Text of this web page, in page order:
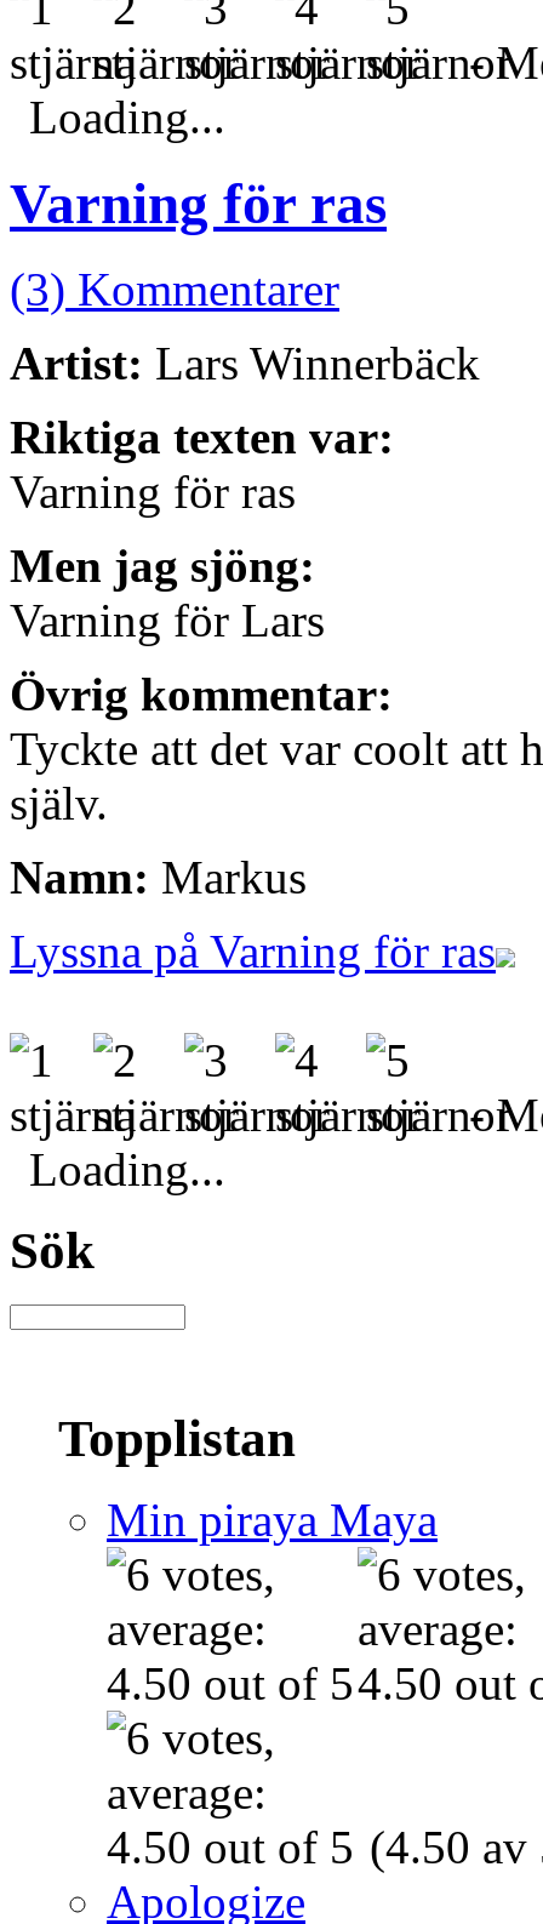
-
Loading...
Varning för ras
(3) Kommentarer
Artist: Lars Winnerbäck
Riktiga texten var:
Varning för ras
Men jag sjöng:
Varning för Lars
Övrig kommentar:
Tyckte att det var coolt att
själv.
Namn: Markus
Lyssna på Varning för ras
-
Loading...
Sök
Topplistan
Min piraya Maya
(4.50 av
Apologize